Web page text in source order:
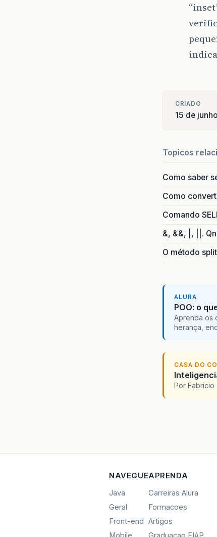
CRIADO
15 de
Topicos
Como saber
Como
Comando
&, &&, |, ||.
O método split
ALURA
POO: o
Aprenda os
herança,
CASA DO
Por
NAVEGUE
Java
Geral
Front-end
APRENDA
Carreiras Alura
Formacoes
Artigos